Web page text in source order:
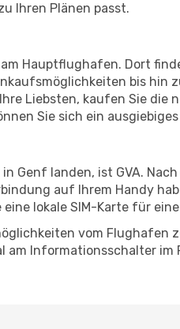
Ihren Plänen passt.
Hauptflughafen. Dort
bis hin
Liebsten, kaufen Sie
Sie sich ein
Genf landen, ist GVA.
auf Ihrem Handy
lokale SIM-Karte für
vom
am Informationsschalter